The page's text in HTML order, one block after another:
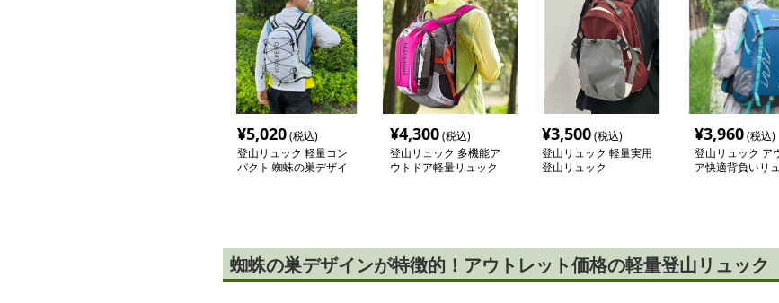
¥5,020(税込)
登山リュック 軽量コン
パクト 蜘蛛の巣デザイ
¥4,300(税込)
登山リュック 多機能ア
ウトドア軽量リュック
¥3,500(税込)
登山リュック 軽量実用
登山リュック
¥3,960(税込)
登山リュック ア
ア快適背負いリ
蜘蛛の巣デザインが特徴的！アウトレット価格の軽量登山リュック